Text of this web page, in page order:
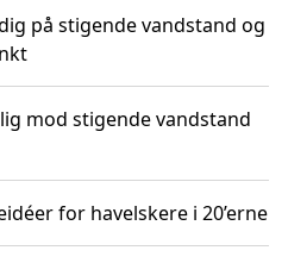
på stigende vandstand og
mod stigende vandstand
for havelskere i 20’erne